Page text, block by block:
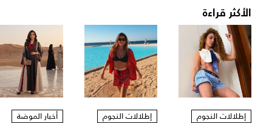
الأكثر قراءة
إطلالات النجوم إطلالات النجوم أخبار الموضة